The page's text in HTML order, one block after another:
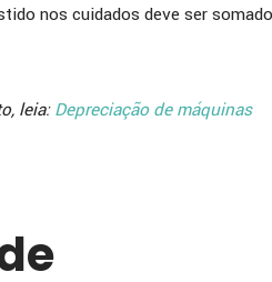
nos cuidados deve ser somado
leia:Depreciação de máquinas